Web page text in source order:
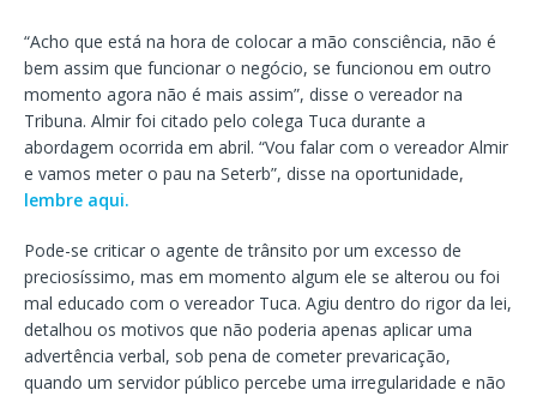
“Acho que está na hora de colocar a mão consciência, não é
bem assim que funcionar o negócio, se funcionou em outro
momento agora não é mais assim”, disse o vereador na
Tribuna. Almir foi citado pelo colega Tuca durante a
abordagem ocorrida em abril. “Vou falar com o vereador Almir
e vamos meter o pau na Seterb”, disse na oportunidade,
lembre aqui.
Pode-se criticar o agente de trânsito por um excesso de
preciosíssimo, mas em momento algum ele se alterou ou foi
mal educado com o vereador Tuca. Agiu dentro do rigor da lei,
detalhou os motivos que não poderia apenas aplicar uma
advertência verbal, sob pena de cometer prevaricação,
quando um servidor público percebe uma irregularidade e não